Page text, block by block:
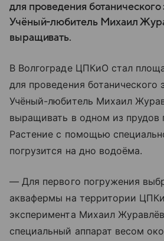
для проведения ботанического
Учёный-любитель Михаил
выращивать.
В Волгограде ЦПКиО стал
для проведения ботанического
Учёный-любитель Михаил
выращивать в одном из прудов
Растение с помощью
погрузится на дно водоёма.
— Для первого погружения
аквафермы на территории
эксперимента Михаил
специальный аппарат весом